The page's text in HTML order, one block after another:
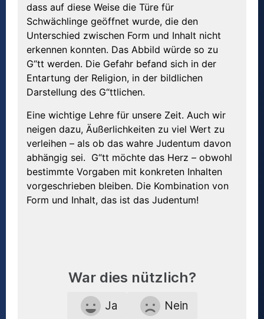
dass auf diese Weise die Türe für
Schwächlinge geöffnet wurde, die den
Unterschied zwischen Form und Inhalt nicht
erkennen konnten. Das Abbild würde so zu
G“tt werden. Die Gefahr befand sich in der
Entartung der Religion, in der bildlichen
Darstellung des G“ttlichen.
Eine wichtige Lehre für unsere Zeit. Auch wir
neigen dazu, Äußerlichkeiten zu viel Wert zu
verleihen – als ob das wahre Judentum davon
abhängig sei. G“tt möchte das Herz – obwohl
bestimmte Vorgaben mit konkreten Inhalten
vorgeschrieben bleiben. Die Kombination von
Form und Inhalt, das ist das Judentum!
War dies nützlich?
Ja Nein